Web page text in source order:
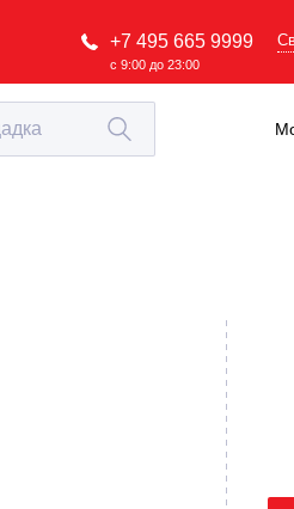
+7 495 665 9999
с 9:00 до 23:00